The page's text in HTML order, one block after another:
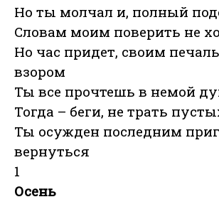
Но ты молчал и, полный
Словам моим поверить не
Но час придет, своим
взором
Ты все прочтешь в немой
Тогда – беги, не трать
Ты осужден последним
вернуться
1
Осень